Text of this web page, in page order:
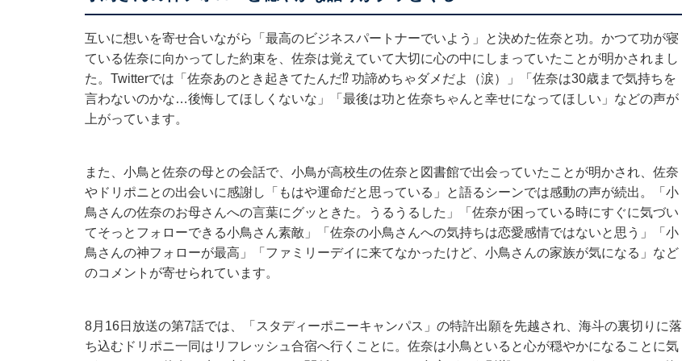
互いに想いを寄せ合いながら「最高のビジネスパートナーでいよう」と決めた佐奈と功。かつて功が寝
ている佐奈に向かってした約束を、佐奈は覚えていて大切に心の中にしまっていたことが明かされまし
た。Twitterでは「佐奈あのとき起きてたんだ⁉ 功諦めちゃダメだよ（涙）」「佐奈は30歳まで気持ちを
言わないのかな…後悔してほしくないな」「最後は功と佐奈ちゃんと幸せになってほしい」などの声が
上がっています。
また、小鳥と佐奈の母との会話で、小鳥が高校生の佐奈と図書館で出会っていたことが明かされ、佐奈
やドリポニとの出会いに感謝し「もはや運命だと思っている」と語るシーンでは感動の声が続出。「小
鳥さんの佐奈のお母さんへの言葉にグッときた。うるうるした」「佐奈が困っている時にすぐに気づい
てそっとフォローできる小鳥さん素敵」「佐奈の小鳥さんへの気持ちは恋愛感情ではないと思う」「小
鳥さんの神フォローが最高」「ファミリーデイに来てなかったけど、小鳥さんの家族が気になる」など
のコメントが寄せられています。
8月16日放送の第7話では、「スタディーポニーキャンパス」の特許出願を先越され、海斗の裏切りに落
ち込むドリポニ一同はリフレッシュ合宿へ行くことに。佐奈は小鳥といると心が穏やかになることに気